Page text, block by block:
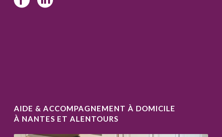
AIDE & ACCOMPAGNEMENT À DOMICILE
À NANTES ET ALENTOURS